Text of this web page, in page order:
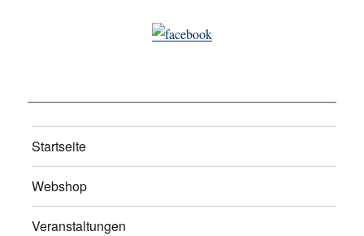
Startseite
Webshop
Veranstaltungen